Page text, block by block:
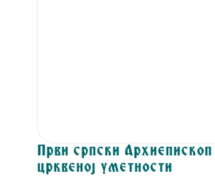
Први српски
црквеној уметности